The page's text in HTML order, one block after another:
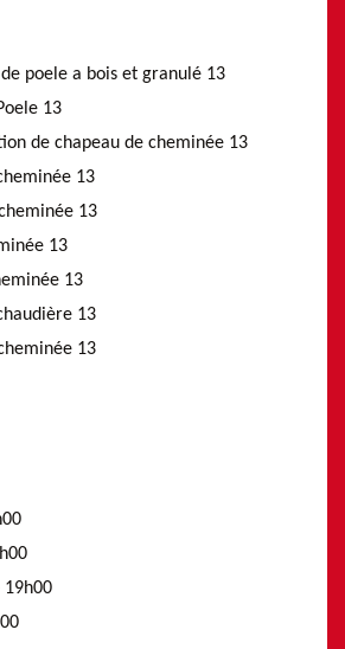
poele a bois et granulé 13
13
de chapeau de cheminée 13
13
13
13
13
13
13
19h00